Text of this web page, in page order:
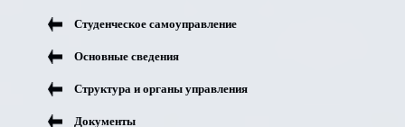
Студенческое самоуправление
Основные сведения
Структура и органы управления
Документы